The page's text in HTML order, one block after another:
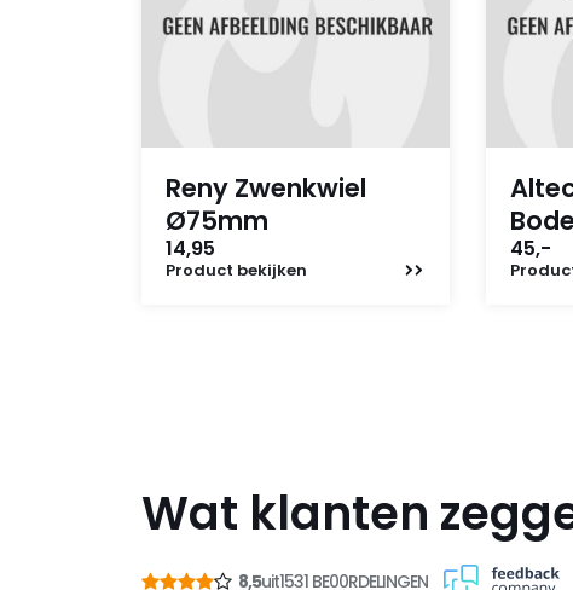
Reny Zwenkwiel
Ø75mm
14,95
Product bekijken
45,-
Wat klanten
8,5uit1531 BE00RDELINGEN